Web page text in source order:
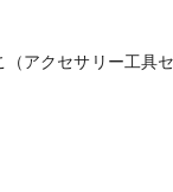
（アクセサリー工具